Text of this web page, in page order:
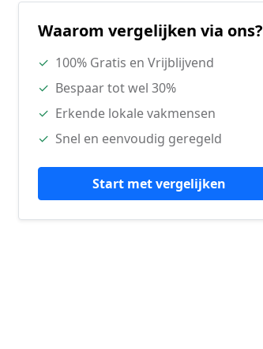
Waarom vergelijken via ons?
✓ 100% Gratis en Vrijblijvend
✓ Bespaar tot wel 30%
✓ Erkende lokale vakmensen
✓ Snel en eenvoudig geregeld
Start met vergelijken